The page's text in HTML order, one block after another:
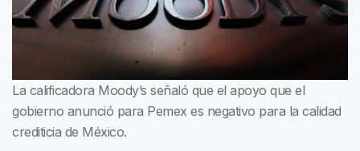
La calificadora Moody’s señaló que el apoyo que el
gobierno anunció para Pemex es negativo para la calidad
crediticia de México.